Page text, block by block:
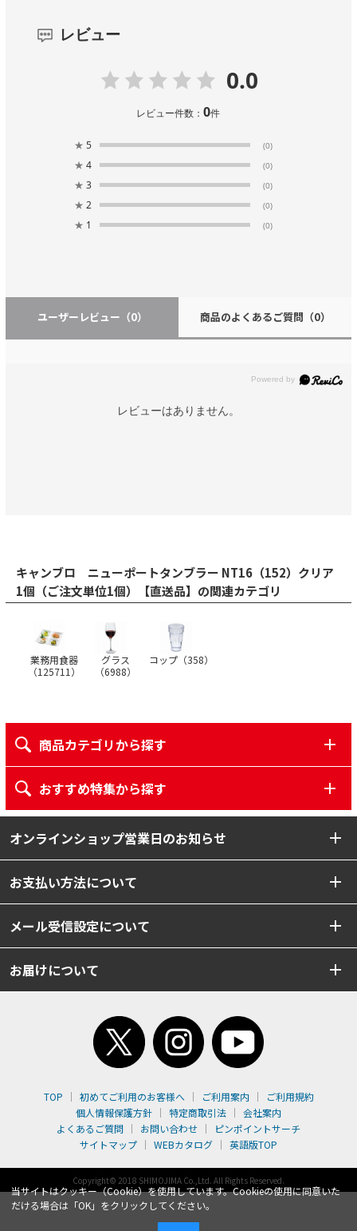
当サイトはクッキー（Cookie）を使用しています。Cookieの使用に同意いた
だける場合は「OK」をクリックしてください。
レビュー
0.0
レビュー件数：0件
★ 5 (0)
★ 4 (0)
★ 3 (0)
★ 2 (0)
★ 1 (0)
ユーザーレビュー （0） 商品のよくあるご質問 （0）
レビューはありません。
キャンブロ ニューポートタンブラー NT16（152）クリア
1個（ご注文単位1個）【直送品】の関連カテゴリ
業務用食器
（125711 ）
グラス
（6988）
コップ（358）
商品カテゴリから探す
おすすめ特集から探す
オンラインショップ営業日のお知らせ
お支払い方法について
メール受信設定について
お届けについて
TOP 初めてご利用のお客様へ ご利用案内
ご利用規約
個人情報保護方針
特定商取引法
会社案内
よくあるご質問
お問い合わせ
ピンポイントサーチ
サイトマップ
WEBカタログ 英語版TOP
Copyright© 2018 SHIMOJIMA Co.,Ltd. All Rights Reserved.